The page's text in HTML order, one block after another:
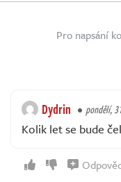
Pro napsání
Dydrin pondělí,
Kolik let se bude